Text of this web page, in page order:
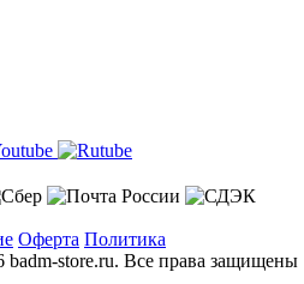
Оферта Политика
badm-store.ru. Все права защищены